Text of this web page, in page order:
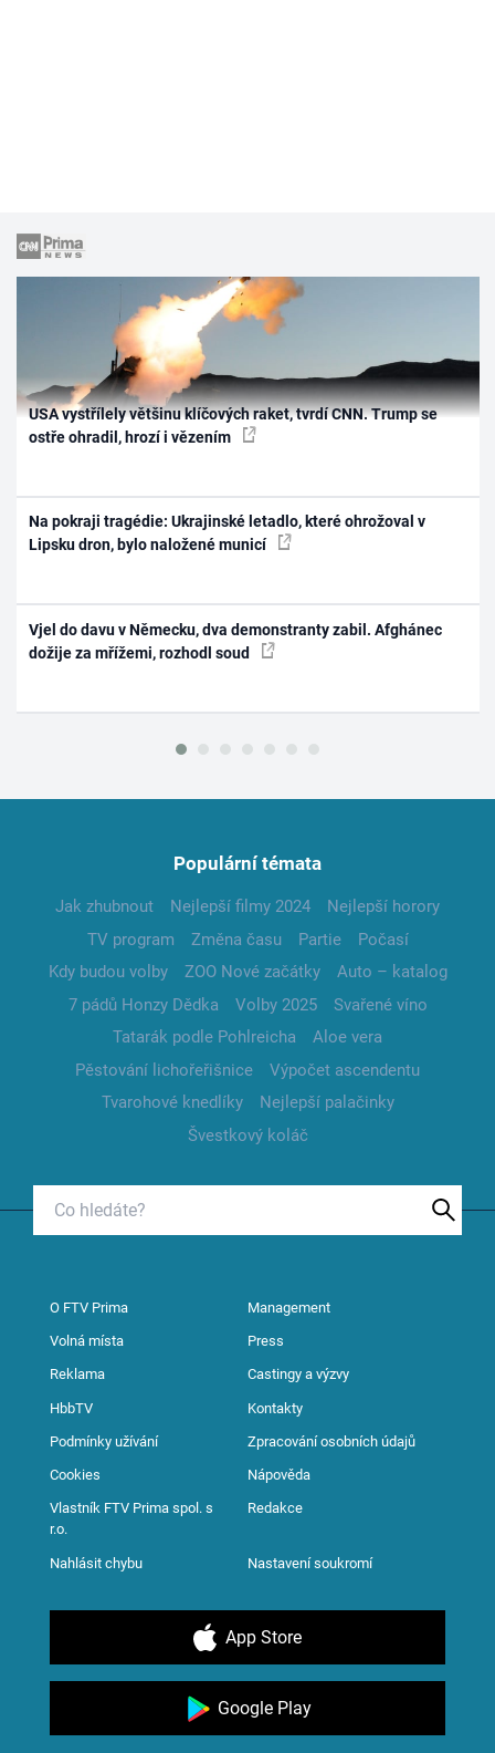
USA vystřílely většinu klíčových raket, tvrdí CNN. Trump se
ostře ohradil, hrozí i vězením
Na pokraji tragédie: Ukrajinské letadlo, které ohrožoval v
Lipsku dron, bylo naložené municí
Vjel do davu v Německu, dva demonstranty zabil. Afghánec
dožije za mřížemi, rozhodl soud
Populární témata
Jak zhubnout Nejlepší filmy 2024
Nejlepší horory
TV program
Změna času Partie
Počasí
Kdy budou volby
ZOO Nové začátky
Auto – katalog
7 pádů Honzy Dědka
Volby 2025
Svařené víno
Tatarák podle Pohlreicha
Aloe vera
Pěstování lichořeřišnice
Výpočet ascendentu
Tvarohové knedlíky
Nejlepší palačinky
Švestkový koláč
O FTV Prima Management
Volná místa Press
Reklama Castingy a výzvy
HbbTV Kontakty
Podmínky užívání Zpracování osobních údajů
Cookies Nápověda
Vlastník FTV Prima spol. s
r.o.
Redakce
Nahlásit chybu Nastavení soukromí
App Store
Google Play